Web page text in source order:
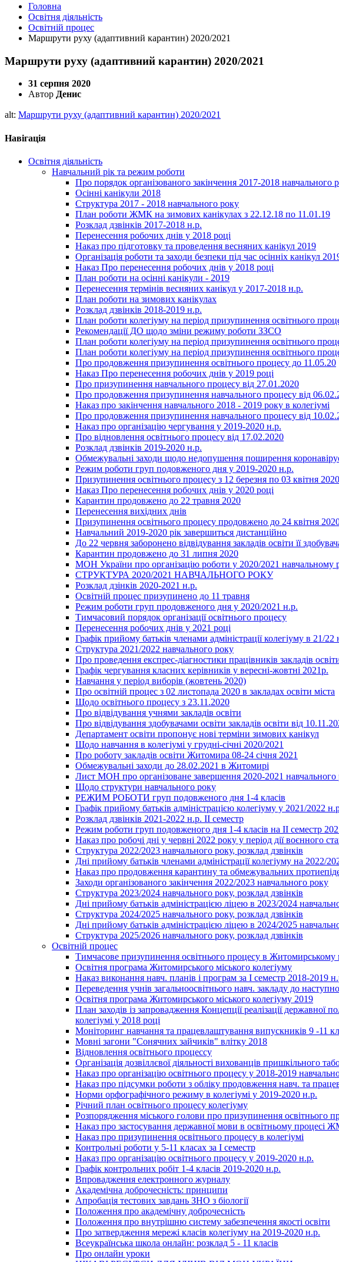
Головна
Освітня діяльність
Освітній процес
Маршрути руху (адаптивний карантин) 2020/2021
Маршрути руху (адаптивний карантин) 2020/2021
31 серпня 2020
Автор Денис
alt: Маршрути руху (адаптивний карантин) 2020/2021
Навігація
Освітня діяльність
Навчальний рік та режим роботи
Про порядок організованого закінчення 2017-2018 навчального
Осінні канікули 2018
Структура 2017 - 2018 навчального року
План роботи ЖМК на зимових канікулах з 22.12.18 по 11.01.19
Розклад дзвінків 2017-2018 н.р.
Перенесення робочих днів у 2018 році
Наказ про підготовку та проведення весняних канікул 2019
Організація роботи та заходи безпеки під час осінніх канікул
Наказ Про перенесення робочих днів у 2018 році
План роботи на осінні канікули - 2019
Перенесення термінів весняних канікул у 2017-2018 н.р.
План роботи на зимових канікулах
Розклад дзвінків 2018-2019 н.р.
План роботи колегіуму на період призупинення освітнього
Рекомендації ДО щодо зміни режиму роботи ЗЗСО
План роботи колегіуму на період призупинення освітнього
План роботи колегіуму на період призупинення освітнього
Про продовження призупинення освітнього процесу до 11.05.20
Наказ Про перенесення робочих днів у 2019 році
Про призупинення навчального процесу від 27.01.2020
Про продовження призупинення навчального процесу від
Наказ про закінчення навчального 2018 - 2019 року в колегіумі
Про продовження призупинення навчального процесу від
Наказ про організацію чергування у 2019-2020 н.р.
Про відновлення освітнього процесу від 17.02.2020
Розклад дзвінків 2019-2020 н.р.
Обмежувальні заходи щодо недопушення поширення
Режим роботи груп подовженого дня у 2019-2020 н.р.
Призупинення освітнього процесу з 12 березня по 03 квітня
Наказ Про перенесення робочих днів у 2020 році
Карантин продовжено до 22 травня 2020
Перенесення вихідних днів
Призупинення освітнього процесу продовжено до 24 квітня
Навчальний 2019-2020 рік завершиться дистанційно
До 22 червня заборонено відвідування закладів освіти її
Карантин продовжено до 31 липня 2020
МОН України про організацію роботи у 2020/2021 навчальному
СТРУКТУРА 2020/2021 НАВЧАЛЬНОГО РОКУ
Розклад дзінків 2020-2021 н.р.
Освітній процес призупинено до 11 травня
Режим роботи груп продовженого дня у 2020/2021 н.р.
Тимчасовий порядок організації освітнього процесу
Перенесення робочих днів у 2021 році
Графік прийому батьків членами адміністрації колегіуму в 21/22
Структура 2021/2022 навчального року
Про проведення експрес-діагностики працівників закладів
Графік чергування класних керівників у вересні-жовтні 2021р.
Навчання у період виборів (жовтень 2020)
Про освітній процес з 02 листопада 2020 в закладах освіти міста
Щодо освітнього процесу з 23.11.2020
Про відвідування учнями закладів освіти
Про відвідування здобувачами освіти закладів освіти від
Департамент освіти пропонує нові терміни зимових канікул
Щодо навчання в колегіумі у грудні-січні 2020/2021
Про роботу закладів освіти Житомира 08-24 січня 2021
Обмежувальні заходи до 28.02.2021 в Житомирі
Лист МОН про організоване завершення 2020-2021 навчального
Щодо структури навчального року
РЕЖИМ РОБОТИ груп подовженого дня 1-4 класів
Графік прийому батьків адміністрацією колегіуму у 2021/2022
Розклад дзвінків 2021-2022 н.р. ІІ семестр
Режим роботи груп подовженого дня 1-4 класів на ІІ семестр
Наказ про робочі дні у червні 2022 року у період дії воєнного
Структура 2022/2023 навчального року, розклад дзвінків
Дні прийому батьків членами адміністрації колегіуму на 2022/
Наказ про продовження карантину та обмежувальних
Заходи організованого закінчення 2022/2023 навчального року
Структура 2023/2024 навчального року, розклад дзвінків
Дні прийому батьків адміністрацією ліцею в 2023/2024
Структура 2024/2025 навчального року, розклад дзвінків
Дні прийому батьків адміністрацією ліцею в 2024/2025
Структура 2025/2026 навчального року, розклад дзвінків
Освітній процес
Тимчасове призупинення освітнього процесу в Житомирському
Освітня програма Житомирського міського колегіуму
Наказ виконання навч. планів і програм за І семестр 2018-2019
Переведення учнів загальноосвітнього навч. закладу до
Освітня програма Житомирського міського колегіуму 2019
План заходів із запровадження Концепції реалізації
колегіумі у 2018 році
Моніторинг навчання та працевлаштування випускників 9 -11
Мовні загони "Сонячних зайчиків" влітку 2018
Відновлення освітнього процессу
Організація дозвіллєвої діяльності вихованців пришкільного
Наказ про організацію освітнього процесу у 2018-2019
Наказ про підсумки роботи з обліку продовження навч. та
Норми орфографічного режиму в колегіумі у 2019-2020 н.р.
Річний план освітнього процесу колегіуму
Розпорядження міського голови про призупинення освітнього
Наказ про застосування державної мови в освітньому процесі
Наказ про призупинення освітнього процесу в колегіумі
Контрольні роботи у 5-11 класах за І семестр
Наказ про організацію освітнього процесу у 2019-2020 н.р.
Графік контрольних робіт 1-4 класів 2019-2020 н.р.
Впровадження електронного журналу
Академічна доброчесність: принципи
Апробація тестових завдань ЗНО з біології
Положення про академічну доброчесність
Положення про внутрішню систему забезпечення якості освіти
Про затвердження мережі класів колегіуму на 2019-2020 н.р.
Всеукраїнська школа онлайн: розклад 5 - 11 класів
Про онлайн уроки